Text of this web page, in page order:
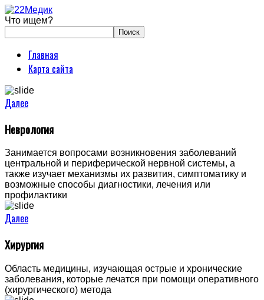
Что ищем?
Главная
Карта сайта
Далее
Неврология
Занимается вопросами возникновения заболеваний
центральной и периферической нервной системы, а
также изучает механизмы их развития, симптоматику и
возможные способы диагностики, лечения или
профилактики
Далее
Хирургия
Область медицины, изучающая острые и хронические
заболевания, которые лечатся при помощи оперативного
(хирургического) метода